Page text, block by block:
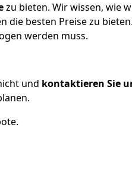
zu bieten. Wir wissen, wie
die besten Preise zu
werden muss.
und kontaktieren Sie